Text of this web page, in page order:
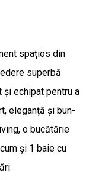
spațios din
superbă
și echipat pentru a
eleganță și bun-
o bucătărie
și 1 baie cu